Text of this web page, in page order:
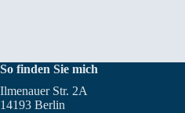
So finden Sie mich
Ilmenauer Str. 2A
14193 Berlin